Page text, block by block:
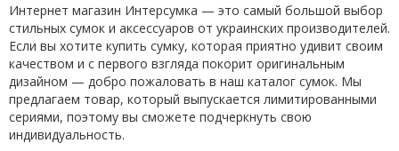
Интернет магазин Интерсумка — это самый большой выбор
стильных сумок и аксессуаров от украинских производителей.
Если вы хотите купить сумку, которая приятно удивит своим
качеством и с первого взгляда покорит оригинальным
дизайном — добро пожаловать в наш каталог сумок. Мы
предлагаем товар, который выпускается лимитированными
сериями, поэтому вы сможете подчеркнуть свою
индивидуальность.